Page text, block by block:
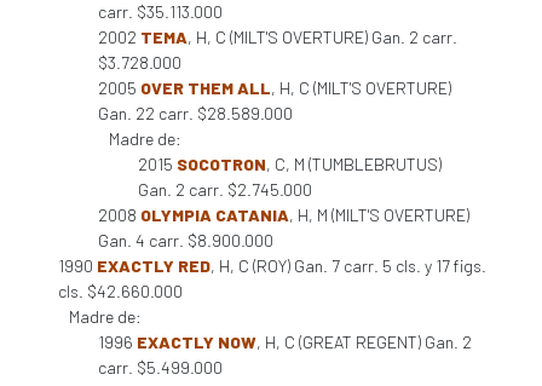
carr. $35.113.000
2002 TEMA, H, C (MILT'S OVERTURE) Gan. 2 carr.
$3.728.000
2005 OVER THEM ALL, H, C (MILT'S OVERTURE)
Gan. 22 carr. $28.589.000
Madre de:
2015 SOCOTRON, C, M (TUMBLEBRUTUS)
Gan. 2 carr. $2.745.000
2008 OLYMPIA CATANIA, H, M (MILT'S OVERTURE)
Gan. 4 carr. $8.900.000
1990 EXACTLY RED, H, C (ROY) Gan. 7 carr. 5 cls. y 17 figs.
cls. $42.660.000
Madre de:
1996 EXACTLY NOW, H, C (GREAT REGENT) Gan. 2
carr. $5.499.000